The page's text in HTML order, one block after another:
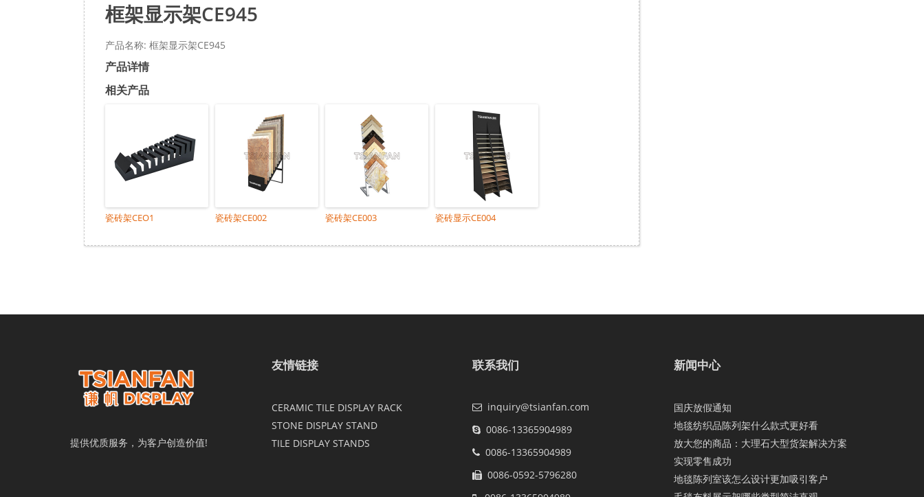
框架显示架CE945
产品名称: 框架显示架CE945
产品详情
相关产品
瓷砖架CEO1 瓷砖架CE002 瓷砖架CE003 瓷砖显示CE004
提供优质服务，为客户创造价值!
友情链接
CERAMIC TILE DISPLAY RACK
STONE DISPLAY STAND
TILE DISPLAY STANDS
联系我们
inquiry@tsianfan.com
0086-13365904989
0086-13365904989
0086-0592-5796280
新闻中心
国庆放假通知
地毯纺织品陈列架什么款式更好看
放大您的商品：大理石大型货架解决方案
实现零售成功
地毯陈列室该怎么设计更加吸引客户